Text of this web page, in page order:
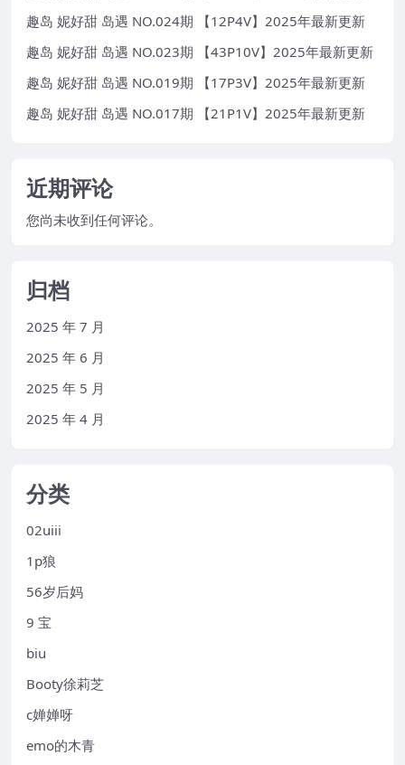
趣岛 妮好甜 岛遇 NO.024期 【12P4V】2025年最新更新
趣岛 妮好甜 岛遇 NO.023期 【43P10V】2025年最新更新
趣岛 妮好甜 岛遇 NO.019期 【17P3V】2025年最新更新
趣岛 妮好甜 岛遇 NO.017期 【21P1V】2025年最新更新
近期评论
您尚未收到任何评论。
归档
2025 年 7 月
2025 年 6 月
2025 年 5 月
2025 年 4 月
分类
02uiii
1p狼
56岁后妈
9 宝
biu
Booty徐莉芝
c婵婵呀
emo的木青